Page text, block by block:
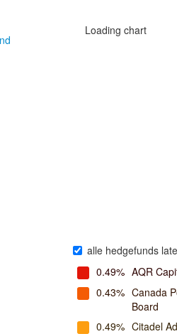
Loading chart
alle hedgefunds
0.49% AQR
0.43% Canada
Board
0.49% Citadel